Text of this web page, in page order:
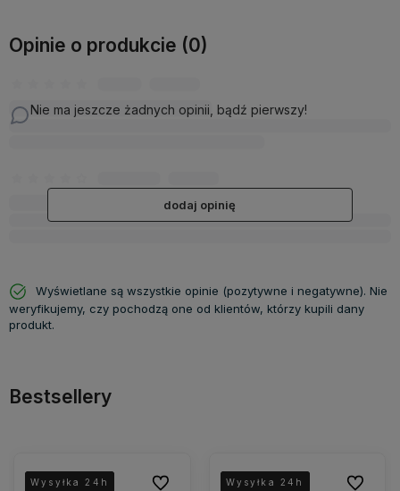
Opinie o produkcie (0)
Nie ma jeszcze żadnych opinii, bądź pierwszy!
dodaj opinię
Wyświetlane są wszystkie opinie (pozytywne i negatywne). Nie
weryfikujemy, czy pochodzą one od klientów, którzy kupili dany
produkt.
Bestsellery
Wysyłka 24h
Wysyłka 24h
Wysyłka 24h Do ulubionychWysyłka 24h
Wysyłka 24h
Wysyłka 24h Do